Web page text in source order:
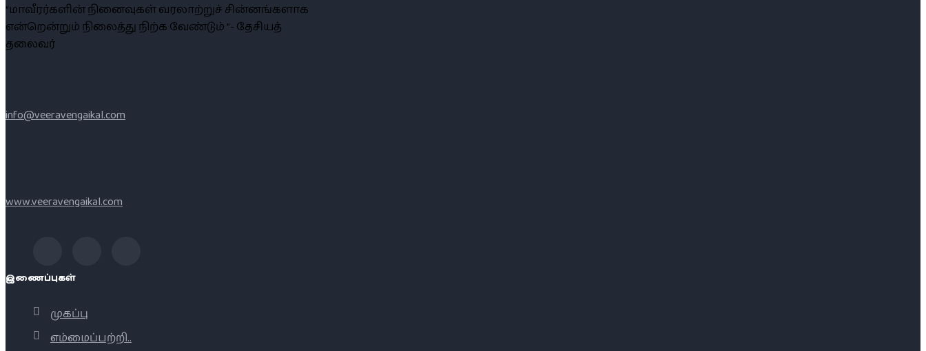
“மாவீரர்களின் நினைவுகள் வரலாற்றுச் சின்னங்களாக
என்றென்றும் நிலைத்து நிற்க வேண்டும் ”- தேசியத்
தலைவர்
info@veeravengaikal.com
www.veeravengaikal.com
இணைப்புகள்
முகப்பு
எம்மைப்பற்றி..